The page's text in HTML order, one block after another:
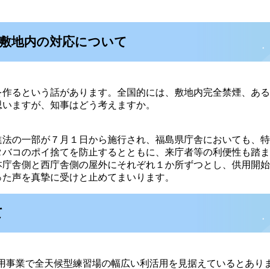
地内の対応について
るという話があります。全国的には、敷地内完全禁煙、あ
ますが、知事はどう考えますか。
の一部が７月１日から施行され、福島県庁舎においても、
コのポイ捨てを防止するとともに、来庁者等の利便性も踏
舎側と西庁舎側の屋外にそれぞれ１か所ずつとし、供用開
声を真摯に受けと止めてまいります。
業で全天候型練習場の幅広い利活用を見据えているとあ